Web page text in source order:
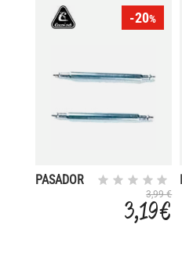
-20%
PASADOR
3,99 €
3,19 €